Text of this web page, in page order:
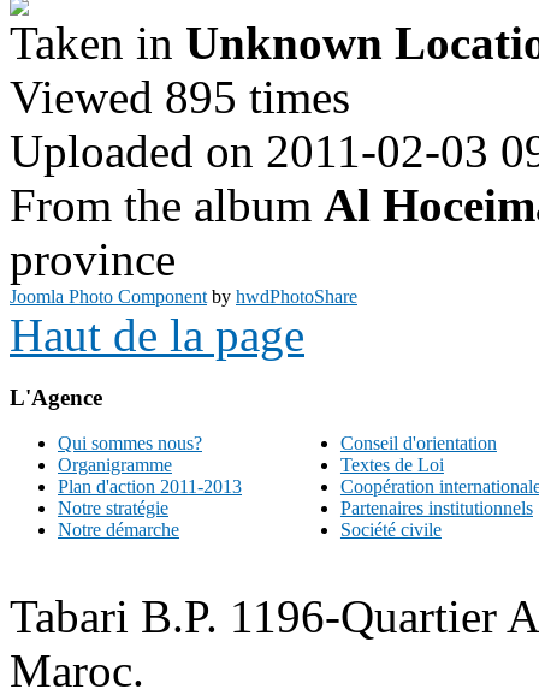
Taken in Unknown
Viewed 895 times
Uploaded on 2011-02-03
From the album Al
province
Joomla Photo Component by hwdPhotoShare
Haut de la page
L'Agence
Qui sommes nous?
Organigramme
Plan d'action 2011-2013
Notre stratégie
Notre démarche
Conseil d'orientation
Textes de Loi
Coopération
Partenaires institutionnels
Société civile
Tabari B.P. 1196-Quartier
Maroc.